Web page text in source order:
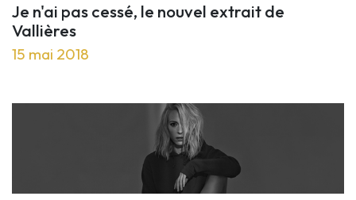
Je n'ai pas cessé, le nouvel extrait de
Vallières
15 mai 2018